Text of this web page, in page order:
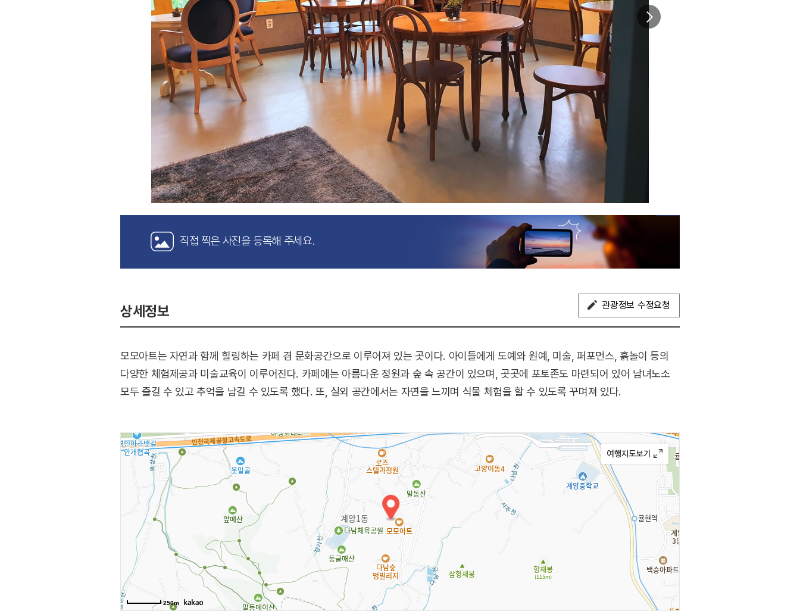
직접 찍은 사진을 등록해 주세요.
상세정보 관광정보 수정요청
모모아트는 자연과 함께 힐링하는 카페 겸 문화공간으로 이루어져 있는 곳이다. 아이들에게 도예와 원예, 미술, 퍼포먼스, 흙놀이 등의
다양한 체험제공과 미술교육이 이루어진다. 카페에는 아름다운 정원과 숲 속 공간이 있으며, 곳곳에 포토존도 마련되어 있어 남녀노소
모두 즐길 수 있고 추억을 남길 수 있도록 했다. 또, 실외 공간에서는 자연을 느끼며 식물 체험을 할 수 있도록 꾸며져 있다.
250m